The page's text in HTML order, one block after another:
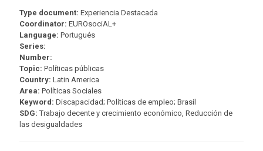
Type document: Experiencia Destacada
Coordinator: EUROsociAL+
Language: Portugués
Series:
Number:
Topic: Políticas públicas
Country: Latin America
Area: Políticas Sociales
Keyword: Discapacidad; Políticas de empleo; Brasil
SDG: Trabajo decente y crecimiento económico, Reducción de
las desigualdades